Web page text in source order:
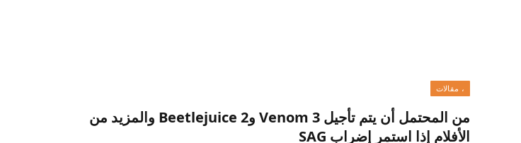
، مقالات
من المحتمل أن يتم تأجيل Venom 3 وBeetlejuice 2 والمزيد من
الأفلام إذا استمر إضراب SAG